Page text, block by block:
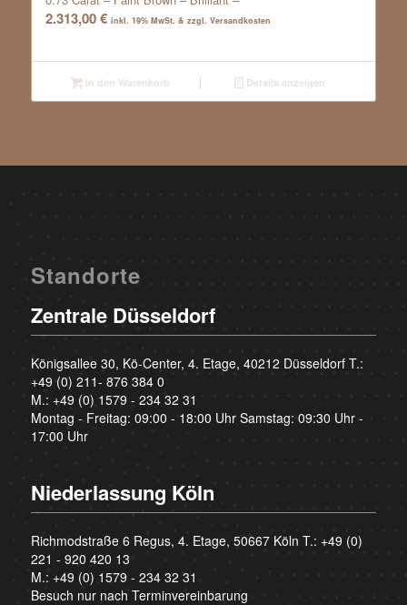
2.313,00€ inkl. 19% MwSt. & zzgl. Versandkosten
In den Warenkorb Details anzeigen
Standorte
Zentrale Düsseldorf
Königsallee 30, Kö-Center, 4. Etage, 40212 Düsseldorf T.:
+49 (0) 211- 876 384 0
M.: +49 (0) 1579 - 234 32 31
Montag - Freitag: 09:00 - 18:00 Uhr Samstag: 09:30 Uhr -
17:00 Uhr
Niederlassung Köln
Richmodstraße 6 Regus, 4. Etage, 50667 Köln T.: +49 (0)
221 - 920 420 13
M.: +49 (0) 1579 - 234 32 31
Besuch nur nach Terminvereinbarung